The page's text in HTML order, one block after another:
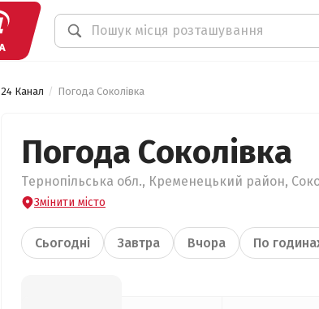
24 Канал Погода Соколівка
Погода Соколівка
Тернопільська обл., Кременецький район,
Змінити місто
Сьогодні Завтра Вчора По